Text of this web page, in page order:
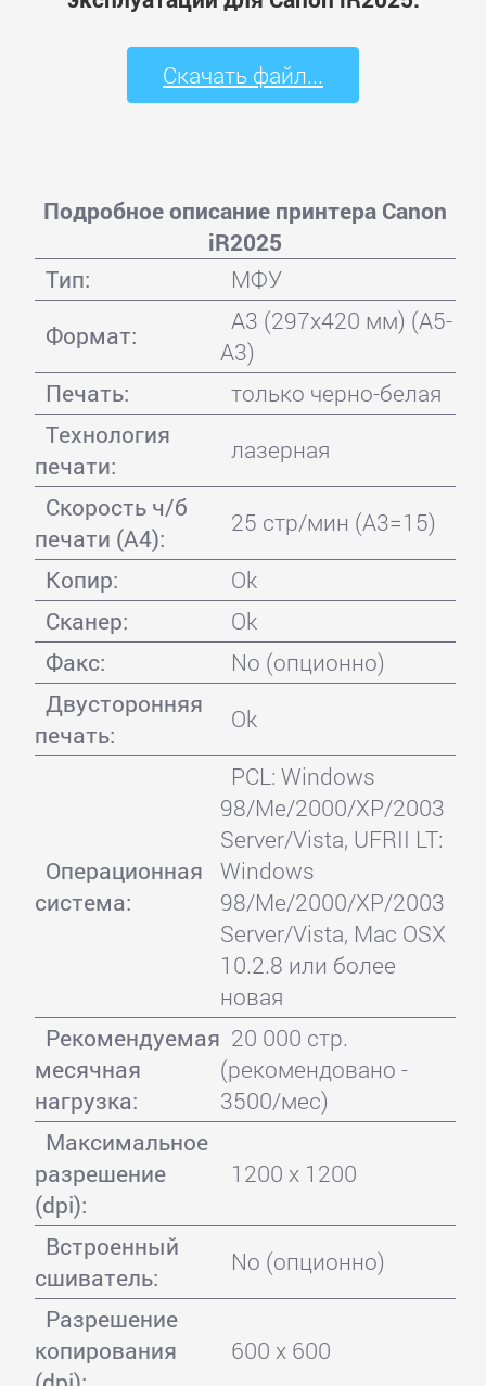
Скачать файл...
Подробное описание принтера Canon
iR2025
Тип:
МФУ
Формат:
A3 (297x420 мм) (A5-
A3)
Печать:
только черно-белая
Технология
печати:
лазерная
Скорость ч/б
печати (А4):
25 стр/мин (A3=15)
Копир:
Ok
Сканер:
Ok
Факс:
No (опционно)
Двусторонняя
печать:
Ok
Операционная
система:
PCL: Windows
98/Me/2000/XP/2003
Server/Vista, UFRII LT:
Windows
98/Me/2000/XP/2003
Server/Vista, Mac OSX
10.2.8 или более
новая
Рекомендуемая
месячная
нагрузка:
20 000 стр.
(рекомендовано -
3500/мес)
Максимальное
разрешение
(dpi):
1200 x 1200
Встроенный
сшиватель:
No (опционно)
Разрешение
копирования
600 x 600